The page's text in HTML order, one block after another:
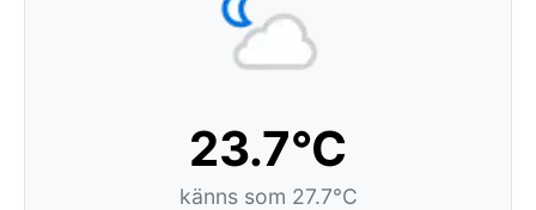
23.7°C
känns som 27.7°C